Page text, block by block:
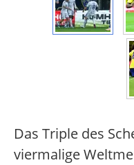
Das Triple des
viermalige